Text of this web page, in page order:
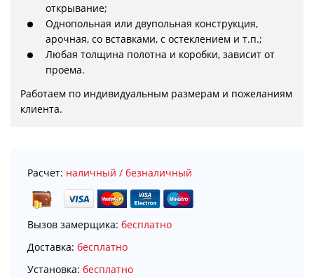
открывание;
Однопольная или двупольная конструкция,
арочная, со вставками, с остеклением и т.п.;
Любая толщина полотна и коробки, зависит от
проема.
Работаем по индивидуальным размерам и пожеланиям
клиента.
Расчет: наличный / безналичный
Вызов замерщика: бесплатно
Доставка: бесплатно
Установка: бесплатно